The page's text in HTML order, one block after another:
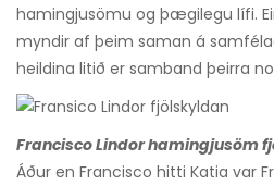
hamingjusömu og þægilegu lífi.
myndir af þeim saman á
heildina litið er samband þeirra
Francisco Lindor hamingjusöm
Áður en Francisco hitti Katia var